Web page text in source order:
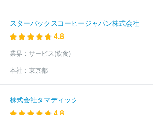
マーク株式会社
関日野出株式会社 川島商事
イマサ
株式会社杉屋事務器
スターバックスコーヒージャパン株式会社
4.8
業界： サービス(飲食)
本社： 東京都
株式会社タマディック